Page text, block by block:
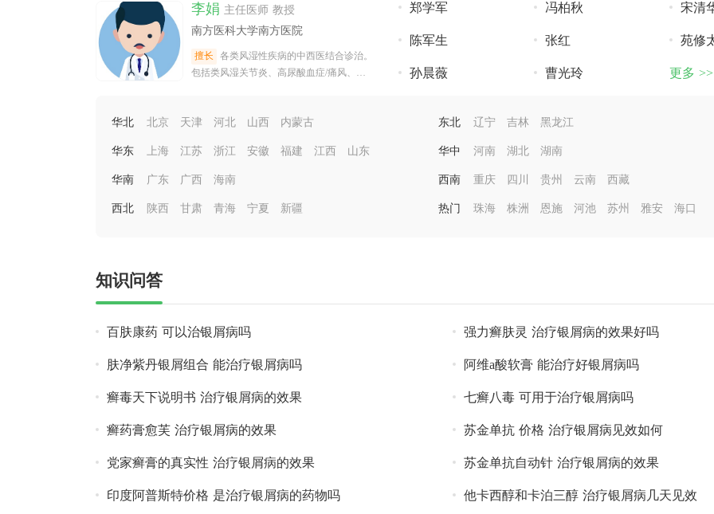
李娟 主任医师 教授
南方医科大学南方医院
擅长
各类风湿性疾病的中西医结合诊治。
包括类风湿关节炎、高尿酸血症/痛风、脊
郑学军 冯柏秋 宋清
陈军生 张红 苑修
孙晨薇 曹光玲 更多 >>
华北 北京 天津 河北 山西 内蒙古 东北 辽宁 吉林 黑龙江
华东 上海 江苏 浙江 安徽 福建 江西 山东 华中 河南 湖北 湖南
华南 广东 广西 海南 西南 重庆 四川 贵州 云南 西藏
西北 陕西 甘肃 青海 宁夏 新疆 热门 珠海 株洲 恩施 河池 苏州 雅安 海口
知识问答
百肤康药 可以治银屑病吗 强力癣肤灵 治疗银屑病的效果好吗
肤净紫丹银屑组合 能治疗银屑病吗 阿维a酸软膏 能治疗好银屑病吗
癣毒天下说明书 治疗银屑病的效果 七癣八毒 可用于治疗银屑病吗
癣药膏愈芙 治疗银屑病的效果 苏金单抗 价格 治疗银屑病见效如何
党家癣膏的真实性 治疗银屑病的效果 苏金单抗自动针 治疗银屑病的效果
印度阿普斯特价格 是治疗银屑病的药物吗 他卡西醇和卡泊三醇 治疗银屑病几天见效